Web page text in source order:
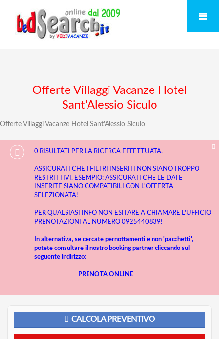
Offerte Villaggi Vacanze Hotel
Sant'Alessio Siculo
Offerte Villaggi Vacanze Hotel Sant'Alessio Siculo
0 RISULTATI PER LA RICERCA EFFETTUATA.
ASSICURATI CHE I FILTRI INSERITI NON SIANO TROPPO
RESTRITTIVI. ESEMPIO: ASSICURATI CHE LE DATE
INSERITE SIANO COMPATIBILI CON L'OFFERTA
SELEZIONATA!
PER QUALSIASI INFO NON ESITARE A CHIAMARE L'UFFICIO
PRENOTAZIONI AL NUMERO 0925440839!
In alternativa, se cercate pernottamenti e non 'pacchetti',
potete consultare il nostro booking partner cliccando sul
seguente indirizzo:
PRENOTA ONLINE
CALCOLA PREVENTIVO